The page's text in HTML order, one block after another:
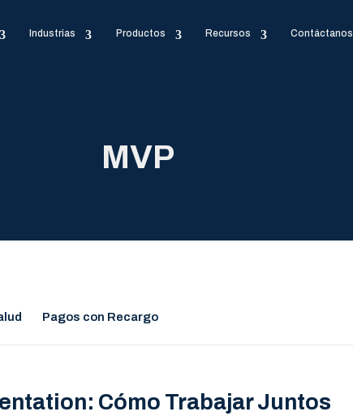
Industrias Productos Recursos Contáctanos
MVP
Pagos con Recargo
Cómo Trabajar Juntos